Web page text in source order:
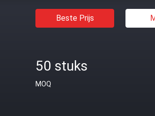
Beste Prijs
50 stuks
MOQ